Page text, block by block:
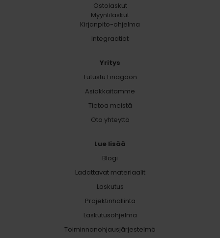
Ostolaskut
Myyntilaskut
Kirjanpito-ohjelma
Integraatiot
Yritys
Tutustu Finagoon
Asiakkaitamme
Tietoa meistä
Ota yhteyttä
Lue lisää
Blogi
Ladattavat materiaalit
Laskutus
Projektinhallinta
Laskutusohjelma
Toiminnanohjausjärjestelmä